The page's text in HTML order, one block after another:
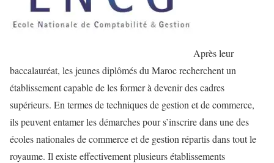
Après leur
baccalauréat, les jeunes diplômés du Maroc recherchent un
établissement capable de les former à devenir des cadres
supérieurs. En termes de techniques de gestion et de commerce,
ils peuvent entamer les démarches pour s’inscrire dans une des
écoles nationales de commerce et de gestion répartis dans tout le
royaume. Il existe effectivement plusieurs établissements